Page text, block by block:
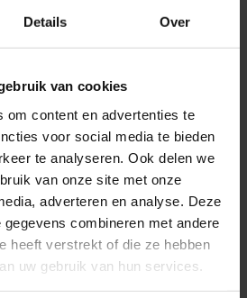
Details Over
van cookies
om content en advertenties te
voor social media te bieden
te analyseren. Ook delen we
van onze site met onze
adverteren en analyse. Deze
combineren met andere
heeft verstrekt of die ze hebben
uw gebruik van hun services.
zoekt input voor culinaire
hun schetsen in archieven, chefs
1 juli 2025 | 5 min